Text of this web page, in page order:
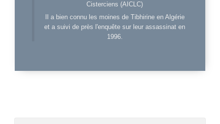
Cisterciens (AICLC)
Il a bien connu les moines de Tibhirine en Algérie
et a suivi de près l'enquête sur leur assassinat en
1996.